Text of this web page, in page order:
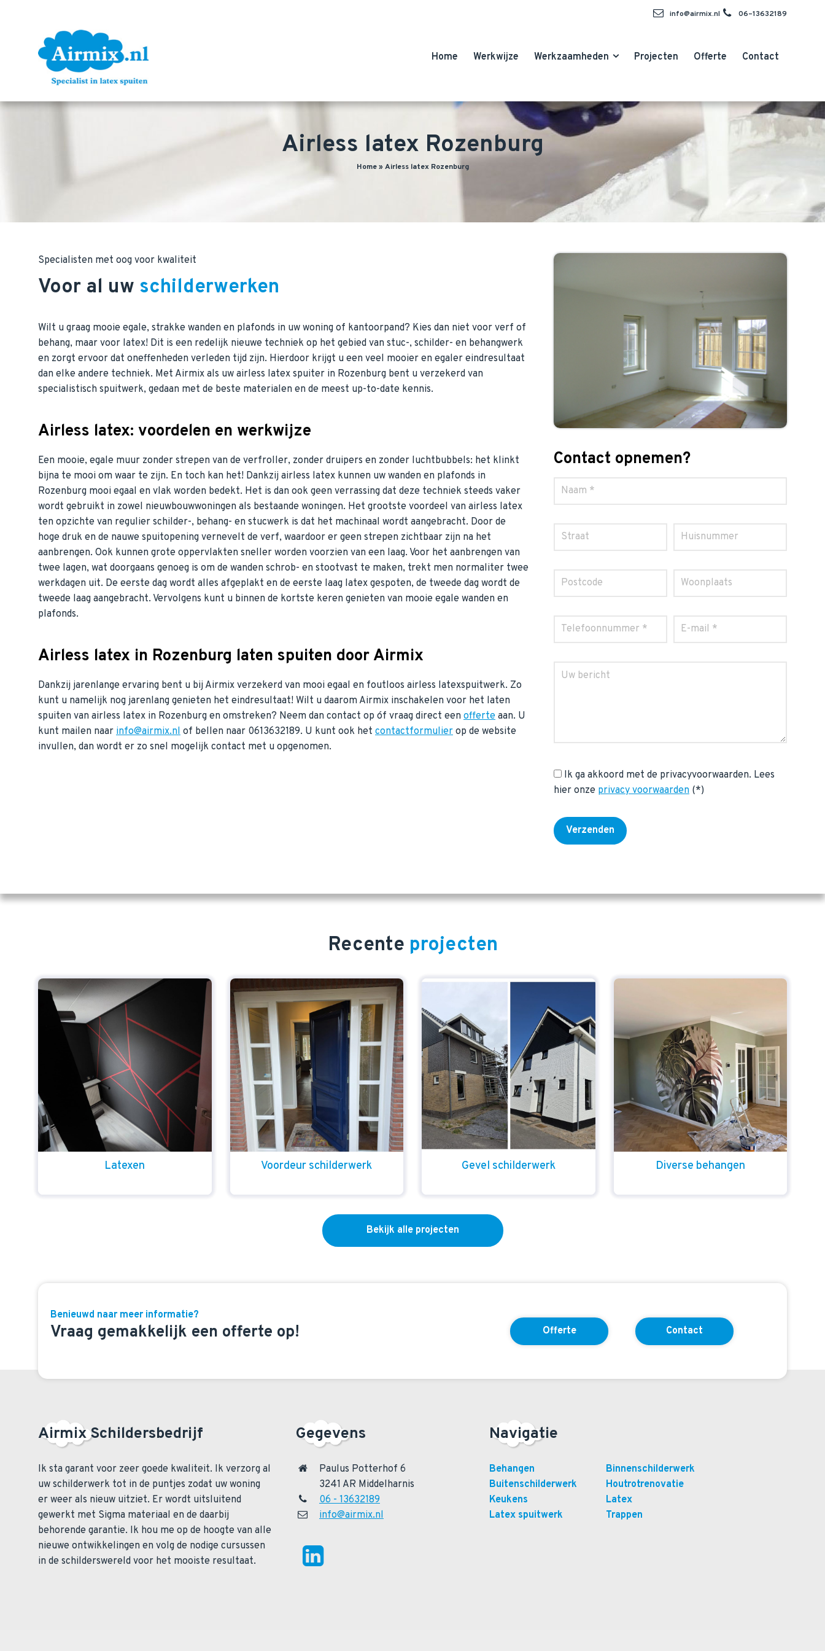
info@airmix.nl 06–13632189
Home Werkwijze Werkzaamheden Projecten Offerte Contact
Airless latex Rozenburg
Home» Airless latex Rozenburg
Specialisten met oog voor kwaliteit
Voor al uw schilderwerken
Wilt u graag mooie egale, strakke wanden en plafonds in uw woning of kantoorpand? Kies dan niet voor verf of
behang, maar voor latex! Dit is een redelijk nieuwe techniek op het gebied van stuc-, schilder- en behangwerk
en zorgt ervoor dat oneffenheden verleden tijd zijn. Hierdoor krijgt u een veel mooier en egaler eindresultaat
dan elke andere techniek. Met Airmix als uw airless latex spuiter in Rozenburg bent u verzekerd van
specialistisch spuitwerk, gedaan met de beste materialen en de meest up-to-date kennis.
Airless latex: voordelen en werkwijze
Een mooie, egale muur zonder strepen van de verfroller, zonder druipers en zonder luchtbubbels: het klinkt
bijna te mooi om waar te zijn. En toch kan het! Dankzij airless latex kunnen uw wanden en plafonds in
Rozenburg mooi egaal en vlak worden bedekt. Het is dan ook geen verrassing dat deze techniek steeds vaker
wordt gebruikt in zowel nieuwbouwwoningen als bestaande woningen. Het grootste voordeel van airless latex
ten opzichte van regulier schilder-, behang- en stucwerk is dat het machinaal wordt aangebracht. Door de
hoge druk en de nauwe spuitopening vernevelt de verf, waardoor er geen strepen zichtbaar zijn na het
aanbrengen. Ook kunnen grote oppervlakten sneller worden voorzien van een laag. Voor het aanbrengen van
twee lagen, wat doorgaans genoeg is om de wanden schrob- en stootvast te maken, trekt men normaliter twee
werkdagen uit. De eerste dag wordt alles afgeplakt en de eerste laag latex gespoten, de tweede dag wordt de
tweede laag aangebracht. Vervolgens kunt u binnen de kortste keren genieten van mooie egale wanden en
plafonds.
Airless latex in Rozenburg laten spuiten door Airmix
Dankzij jarenlange ervaring bent u bij Airmix verzekerd van mooi egaal en foutloos airless latexspuitwerk. Zo
kunt u namelijk nog jarenlang genieten het eindresultaat! Wilt u daarom Airmix inschakelen voor het laten
spuiten van airless latex in Rozenburg en omstreken? Neem dan contact op óf vraag direct een offerte aan. U
kunt mailen naar info@airmix.nl of bellen naar 0613632189. U kunt ook het contactformulier op de website
invullen, dan wordt er zo snel mogelijk contact met u opgenomen.
Contact opnemen?
Ik ga akkoord met de privacyvoorwaarden. Lees
hier onze privacy voorwaarden (*)
Recente projecten
Latexen Voordeur schilderwerk Gevel schilderwerk Diverse behangen
Bekijk alle projecten
Benieuwd naar meer informatie?
Vraag gemakkelijk een offerte op! Offerte Contact
Airmix Schildersbedrijf
Ik sta garant voor zeer goede kwaliteit. Ik verzorg al
uw schilderwerk tot in de puntjes zodat uw woning
er weer als nieuw uitziet. Er wordt uitsluitend
gewerkt met Sigma materiaal en de daarbij
behorende garantie. Ik hou me op de hoogte van alle
nieuwe ontwikkelingen en volg de nodige cursussen
in de schilderswereld voor het mooiste resultaat.
Gegevens
Paulus Potterhof 6
3241 AR Middelharnis
06 - 13632189
info@airmix.nl
Navigatie
Behangen
Binnenschilderwerk
Buitenschilderwerk
Houtrotrenovatie
Keukens
Latex
Latex spuitwerk
Trappen